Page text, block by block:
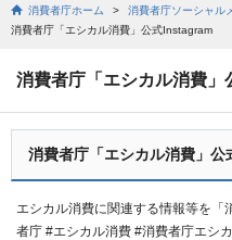
消費者庁ホーム > 消費者庁ソーシャル
消費者庁「エシカル消費」公式Instagram
消費者庁「エシカル消費
消費者庁「エシカル消費」
エシカル消費に関連する情報等を
者庁 #エシカル消費 #消費者庁エシ